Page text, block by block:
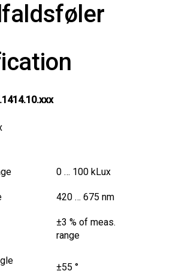
0 … 100 kLux
420 … 675 nm
±3 % of meas.
range
±55 °